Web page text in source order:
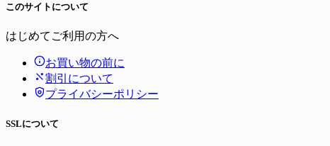
このサイトについて
はじめてご利用の方へ
お買い物の前に
割引について
プライバシーポリシー
SSLについて